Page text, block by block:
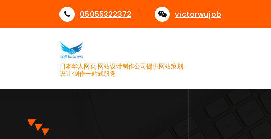
正
05055322372 victorwujob
日本华人网页·网站设计制作公司提供网站策划·
设计·制作一站式服务